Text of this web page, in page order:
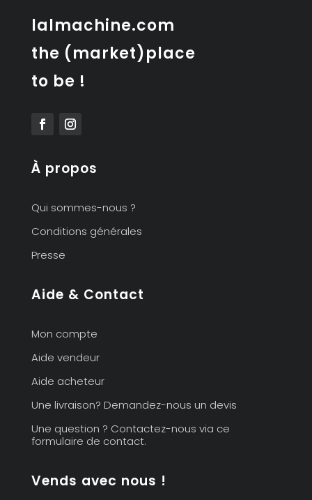
lalmachine.com
the (market)place
to be !
À propos
Qui sommes-nous ?
Conditions générales
Presse
Aide & Contact
Mon compte
Aide vendeur
Aide acheteur
Une livraison? Demandez-nous un devis
Une question ? Contactez-nous via ce
formulaire de contact.
Vends avec nous !